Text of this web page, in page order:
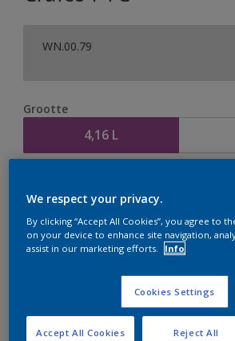
WN.00.79
Grootte
4,16 L
te bestellen. Houd de website in de
er hard aan om de voorraad aan te
We respect your privacy.
By clicking “Accept All Cookies”, you agree to
on your device to enhance site navigation,
assist in our marketing efforts.
Info
Cookies Settings
Reject All
Accept All Cookies